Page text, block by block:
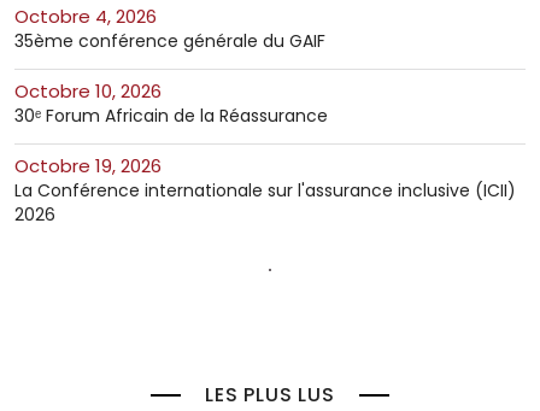
octobre 4, 2026
35ème conférence générale du GAIF
octobre 10, 2026
30ᵉ Forum Africain de la Réassurance
octobre 19, 2026
La Conférence internationale sur l'assurance inclusive (ICII)
2026
LES PLUS LUS